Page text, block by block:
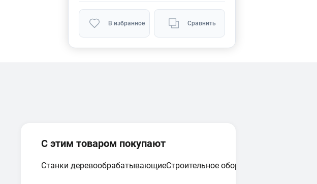
В избранное Сравнить
С этим товаром покупают
Станки деревообрабатывающиеСтроительное оборудование